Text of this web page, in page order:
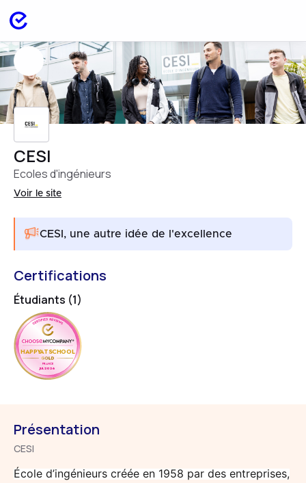
CESI
Ecoles d'ingénieurs
Voir le site
CESI, une autre idée de l'excellence
Certifications
Étudiants (1)
HAPPYATSCHOOL
FRANCE
JUL 2026
Présentation
CESI
École d’ingénieurs créée en 1958 par des entreprises,